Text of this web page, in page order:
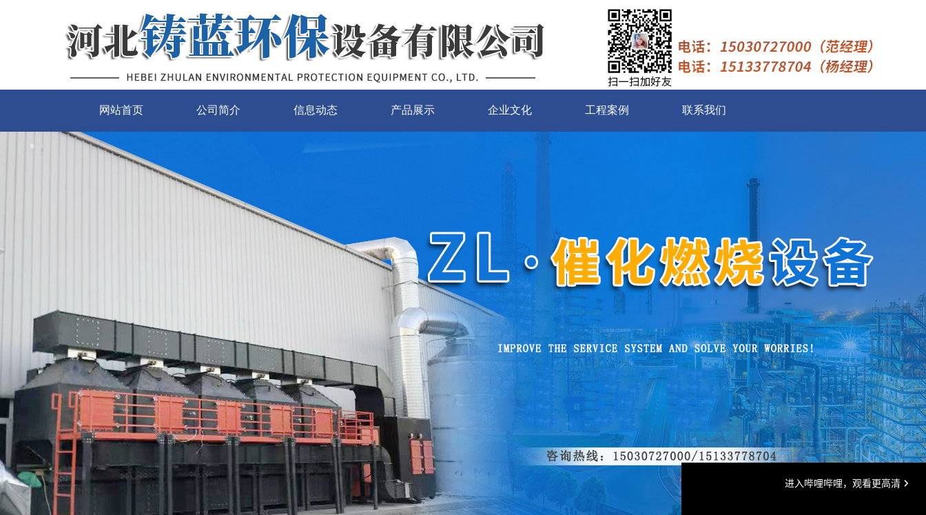
网站首页 公司简介 信息动态 产品展示 企业文化 工程案例 联系我们